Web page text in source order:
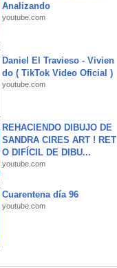
Analizando
youtube.com
Daniel El Travieso - Vivien
do ( TikTok Video Oficial )
youtube.com
REHACIENDO DIBUJO DE
SANDRA CIRES ART ! RET
O DIFÍCIL DE DIBU...
youtube.com
Cuarentena día 96
youtube.com